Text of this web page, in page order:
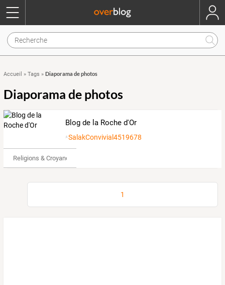
Accueil » Tags » Diaporama de photos
Diaporama de photos
Blog de la Roche d'Or
SalakConvivial4519678
Religions & Croyances
1